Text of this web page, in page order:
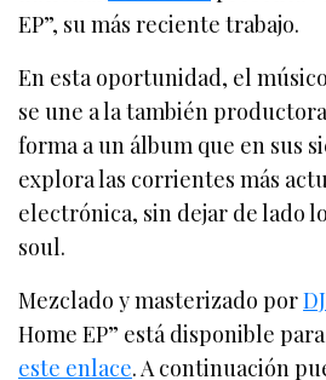
EP”, su más reciente trabajo.
En esta oportunidad, el
se une a la también
forma a un álbum que en sus
explora las corrientes más
electrónica, sin dejar de lado
soul.
Mezclado y masterizado por
Home EP” está disponible
este enlace. A continuación